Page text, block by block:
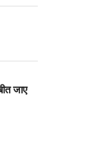
जाए